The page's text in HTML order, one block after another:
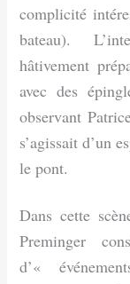
complicité
bateau).
hâtivement
avec des
observant
s’agissait d’un
le pont.
Dans cette
Preminger
d’«